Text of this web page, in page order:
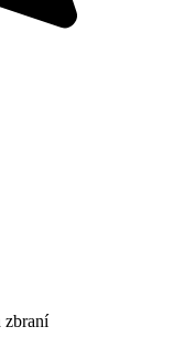
zbraní